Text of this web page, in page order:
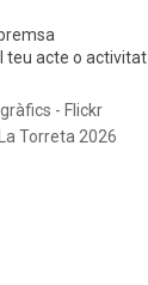
teu acte o activitat
- Flickr
Torreta 2026